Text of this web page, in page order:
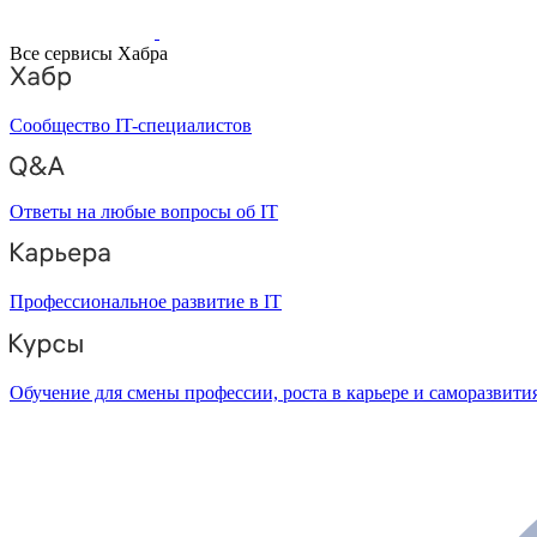
Все сервисы Хабра
Сообщество IT-специалистов
Ответы на любые вопросы об IT
Профессиональное развитие в IT
Обучение для смены профессии, роста в карьере и